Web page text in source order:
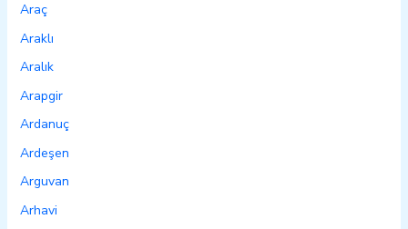
Araç
Araklı
Aralık
Arapgir
Ardanuç
Ardeşen
Arguvan
Arhavi